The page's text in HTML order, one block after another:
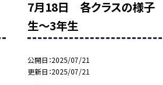
7月18日 各クラスの様
生～3年生
公開日 2025/07/21
更新日 2025/07/21